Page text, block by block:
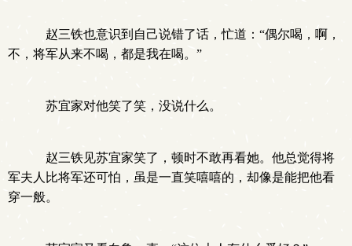
赵三铁也意识到自己说错了话，忙道：“偶尔喝，啊，
不，将军从来不喝，都是我在喝。”
苏宜家对他笑了笑，没说什么。
赵三铁见苏宜家笑了，顿时不敢再看她。他总觉得将
军夫人比将军还可怕，虽是一直笑嘻嘻的，却像是能把他看
穿一般。